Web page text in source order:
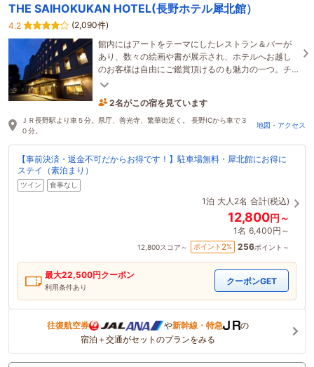
THE SAIHOKUKAN HOTEL(長野ホテル犀北館）
4.2
(2,090件)
館内にはアートをテーマにしたレストラン＆バーが
あり、数々の絵画や書が展示され、ホテルへお越し
のお客様は自由にご鑑賞頂けるのも魅力の一つ。チ
ェックアウトは12：00でゆったりお過ごし頂けます
2名がこの宿を見ています
5時間前に予約されました
ＪＲ長野駅より車５分。県庁、善光寺、繁華街近く。 長野ICから車で３
０分。
地図・アクセス
【事前決済・返金不可だからお得です！】駐車場無料・犀北館にお得に
ステイ（素泊まり）
ツイン 食事なし
1泊 大人2名 合計(税込)
12,800円～
1名 6,400円～
12,800スコア～ ポイント 2% 256ポイント～
最大22,500円クーポン
利用条件あり
クーポンGET
往復航空券 や新幹線・特急
の
宿泊＋交通がセットのプランをみる